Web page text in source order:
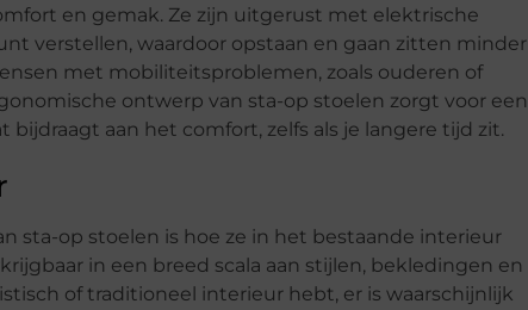
en gemak. Ze zijn uitgerust met elektrische
verstellen, waardoor opstaan en gaan zitten minder
met mobiliteitsproblemen, zoals ouderen of
ontwerp van sta-op stoelen zorgt voor een
aan het comfort, zelfs als je langere tijd zit.
sta-op stoelen is hoe ze in het bestaande interieur
in een breed scala aan stijlen, bekledingen en
of traditioneel interieur hebt, er is waarschijnlijk